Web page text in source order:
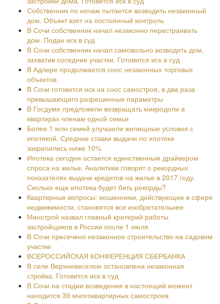
Собственник по ночам пытается возводить незаконный
дом. Объект взят на постоянный контроль
В Сочи собственник начал незаконно перестраивать
дом. Подан иск в суд
В Сочи собственник начал самовольно возводить дом,
захватив соседние участки. Готовится иск в суд
В Адлере продолжается снос незаконных торговых
объектов
В Сочи готовится иск на снос самостроя, в два раза
превышающего разрешенные параметры
В Госдуме предложили возвращать микродоли в
квартирах членам одной семьи
Более 1 млн семей улучшили жилищные условия с
ипотекой. Средние ставки выдачи по ипотеке
закрепились ниже 10%
Ипотека сегодня остается единственным драйвером
спроса на жилье. Аналитики говорят о рекордных
показателях выдачи кредитов на жилье в 2017 году.
Сколько еще ипотека будет бить рекорды?
Квартирные вопросы: мошенники, действующие в сфере
недвижимости, становятся все изобретательнее
Минстрой назвал главный критерий работы
застройщиков в России после 1 июля
В Сочи пресечено незаконное строительство на садовом
участке
ВСЕРОССИЙСКАЯ КОНФЕРЕНЦИЯ СБЕРБАНКА
В селе Верхневеселом остановлена незаконная
стройка. Готовится иск в суд
В Сочи на стадии возведения в настоящий момент
находится 39 многоквартирных самостроев